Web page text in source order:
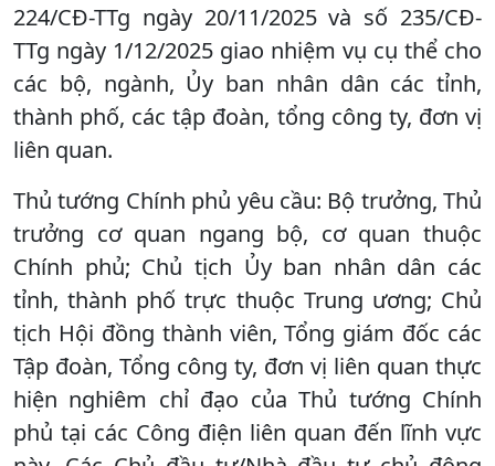
224/CĐ-TTg ngày 20/11/2025 và số 235/CĐ-
TTg ngày 1/12/2025 giao nhiệm vụ cụ thể cho
các bộ, ngành, Ủy ban nhân dân các tỉnh,
thành phố, các tập đoàn, tổng công ty, đơn vị
liên quan.
Thủ tướng Chính phủ yêu cầu: Bộ trưởng, Thủ
trưởng cơ quan ngang bộ, cơ quan thuộc
Chính phủ; Chủ tịch Ủy ban nhân dân các
tỉnh, thành phố trực thuộc Trung ương; Chủ
tịch Hội đồng thành viên, Tổng giám đốc các
Tập đoàn, Tổng công ty, đơn vị liên quan thực
hiện nghiêm chỉ đạo của Thủ tướng Chính
phủ tại các Công điện liên quan đến lĩnh vực